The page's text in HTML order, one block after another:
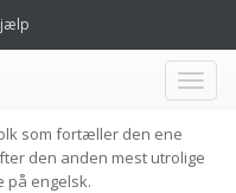
Toggle
som fortæller den ene
den anden mest utrolige
på engelsk.